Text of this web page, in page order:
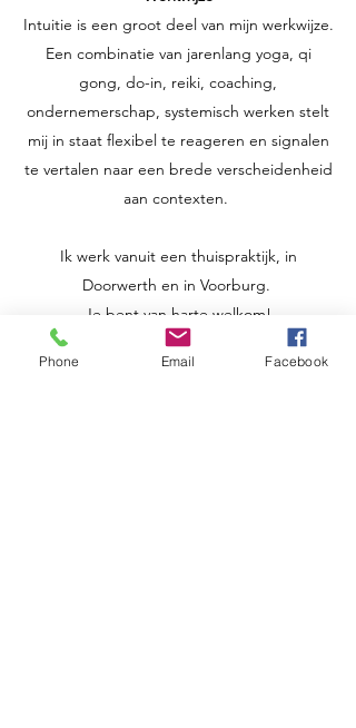
Intuitie is een groot deel van mijn werkwijze.
Een combinatie van jarenlang yoga, qi
gong, do-in, reiki, coaching,
ondernemerschap, systemisch werken stelt
mij in staat flexibel te reageren en signalen
te vertalen naar een brede verscheidenheid
aan contexten.
Ik werk vanuit een thuispraktijk, in
Doorwerth en in Voorburg.
Je bent van harte welkom!
MOMENTEEL ONLINE
Phone Email Facebook